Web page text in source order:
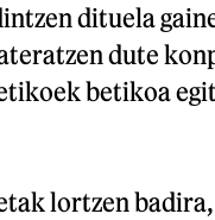
dituela
dute
betikoa
lortzen